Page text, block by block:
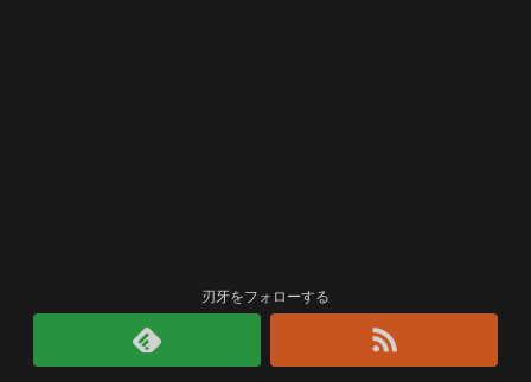
刃牙をフォローする